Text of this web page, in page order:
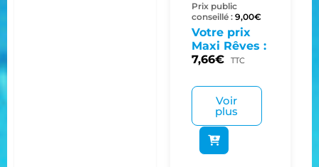
Prix public
conseillé : 9,00€
Votre prix
Maxi Rêves :
7,66€ TTC
Voir
plus